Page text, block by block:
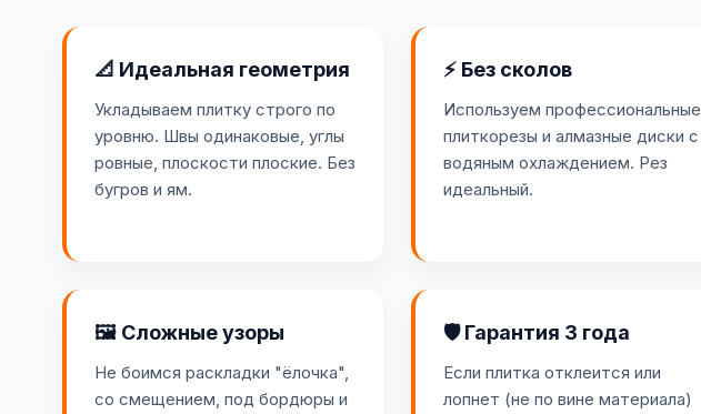
📐 Идеальная геометрия
Укладываем плитку строго по
уровню. Швы одинаковые, углы
ровные, плоскости плоские. Без
бугров и ям.
⚡ Без сколов
Используем профессиональные
плиткорезы и алмазные диски с
водяным охлаждением. Рез
идеальный.
🖼️ Сложные узоры
Не боимся раскладки "ёлочка",
со смещением, под бордюры и
🛡️ Гарантия 3 года
Если плитка отклеится или
лопнет (не по вине материала)